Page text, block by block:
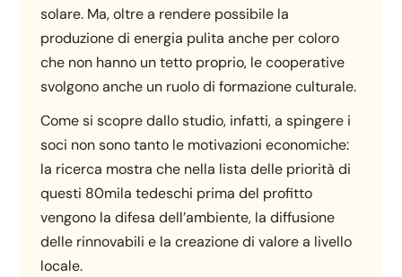
solare. Ma, oltre a rendere possibile la
produzione di energia pulita anche per coloro
che non hanno un tetto proprio, le cooperative
svolgono anche un ruolo di formazione culturale.
Come si scopre dallo studio, infatti, a spingere i
soci non sono tanto le motivazioni economiche:
la ricerca mostra che nella lista delle priorità di
questi 80mila tedeschi prima del profitto
vengono la difesa dell’ambiente, la diffusione
delle rinnovabili e la creazione di valore a livello
locale.